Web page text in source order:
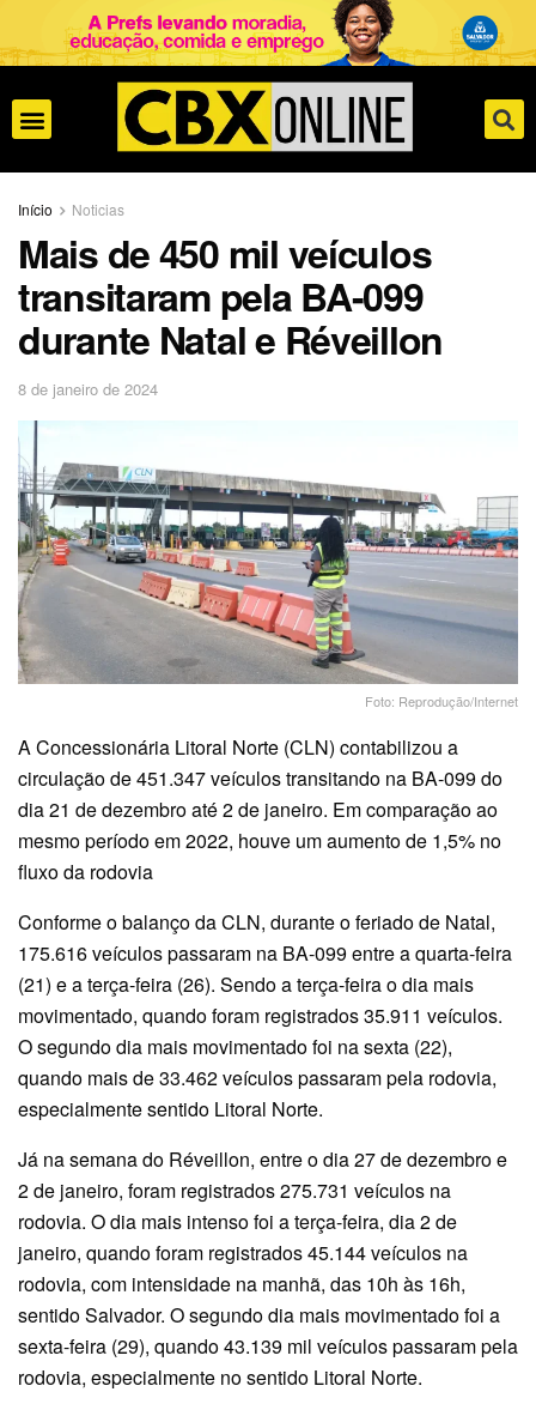
Início Noticias
Mais de 450 mil veículos
transitaram pela BA-099
durante Natal e Réveillon
8 de janeiro de 2024
Foto: Reprodução/Internet
A Concessionária Litoral Norte (CLN) contabilizou a
circulação de 451.347 veículos transitando na BA-099 do
dia 21 de dezembro até 2 de janeiro. Em comparação ao
mesmo período em 2022, houve um aumento de 1,5% no
fluxo da rodovia
Conforme o balanço da CLN, durante o feriado de Natal,
175.616 veículos passaram na BA-099 entre a quarta-feira
(21) e a terça-feira (26). Sendo a terça-feira o dia mais
movimentado, quando foram registrados 35.911 veículos.
O segundo dia mais movimentado foi na sexta (22),
quando mais de 33.462 veículos passaram pela rodovia,
especialmente sentido Litoral Norte.
Já na semana do Réveillon, entre o dia 27 de dezembro e
2 de janeiro, foram registrados 275.731 veículos na
rodovia. O dia mais intenso foi a terça-feira, dia 2 de
janeiro, quando foram registrados 45.144 veículos na
rodovia, com intensidade na manhã, das 10h às 16h,
sentido Salvador. O segundo dia mais movimentado foi a
sexta-feira (29), quando 43.139 mil veículos passaram pela
rodovia, especialmente no sentido Litoral Norte.